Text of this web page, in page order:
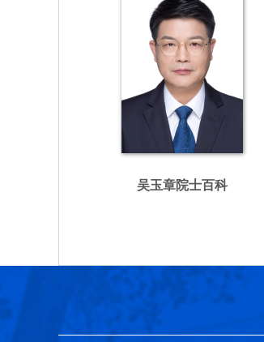
吴玉章院士百科